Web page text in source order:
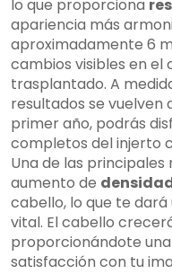
lo que proporciona
apariencia más
aproximadamente 6
cambios visibles en
trasplantado. A
resultados se vuelven
primer año, podrás
completos del injerto
Una de las
aumento de
cabello, lo que te
vital. El cabello
proporcionándote
satisfacción con tu